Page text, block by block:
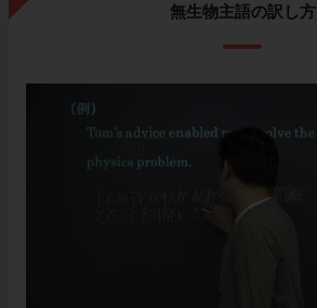
無生物主語の訳し方